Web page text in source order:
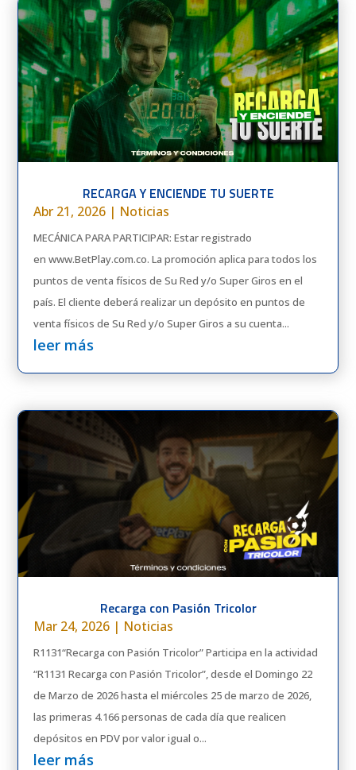
RECARGA Y ENCIENDE TU SUERTE
Abr 21, 2026 | Noticias
MECÁNICA PARA PARTICIPAR: Estar registrado
en www.BetPlay.com.co. La promoción aplica para todos los
puntos de venta físicos de Su Red y/o Super Giros en el
país. El cliente deberá realizar un depósito en puntos de
venta físicos de Su Red y/o Super Giros a su cuenta...
leer más
Recarga con Pasión Tricolor
Mar 24, 2026 | Noticias
R1131“Recarga con Pasión Tricolor” Participa en la actividad
“R1131 Recarga con Pasión Tricolor”, desde el Domingo 22
de Marzo de 2026 hasta el miércoles 25 de marzo de 2026,
las primeras 4.166 personas de cada día que realicen
depósitos en PDV por valor igual o...
leer más